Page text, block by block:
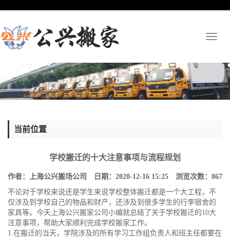
当前位置
学校搬迁的十大注意事项与流程规划
作者：上海公兴搬场公司 日期：2020-12-16 15:25 浏览次数： 867
不论对于学校来说还是学生来说学校整体搬迁都是一个大工程，不
仅涉及到学校自己的物品和财产，还涉及到很多学生的行李宿舍的
家具等。今天 上海公兴搬家公司 小编就总结了关于学校搬迁的10大
注意事项，帮助大家顺利完成学校搬家工作。
1.在搬迁的当天，学院涉及的所有学习工作组负责人和班主任都要在